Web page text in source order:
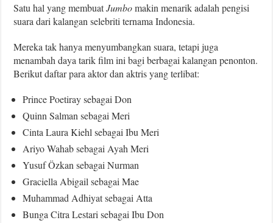
Satu hal yang membuatJumbomakin menarik adalah pengisi
suara dari kalangan selebriti ternama Indonesia.
Mereka tak hanya menyumbangkan suara, tetapi juga
menambah daya tarik film ini bagi berbagai kalangan penonton.
Berikut daftar para aktor dan aktris yang terlibat:
Prince Poetiray sebagai Don
Quinn Salman sebagai Meri
Cinta Laura Kiehl sebagai Ibu Meri
Ariyo Wahab sebagai Ayah Meri
Yusuf Özkan sebagai Nurman
Graciella Abigail sebagai Mae
Muhammad Adhiyat sebagai Atta
Bunga Citra Lestari sebagai Ibu Don